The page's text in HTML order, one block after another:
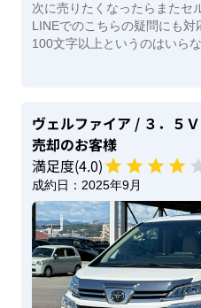
次に売りたくなったらまたセ
LINEでのこちらの疑問にも対
100文字以上というのはいらな
ヴェルファイア / ３．５
売却のお客様
満足度(4.0)
成約日： 2025年9月